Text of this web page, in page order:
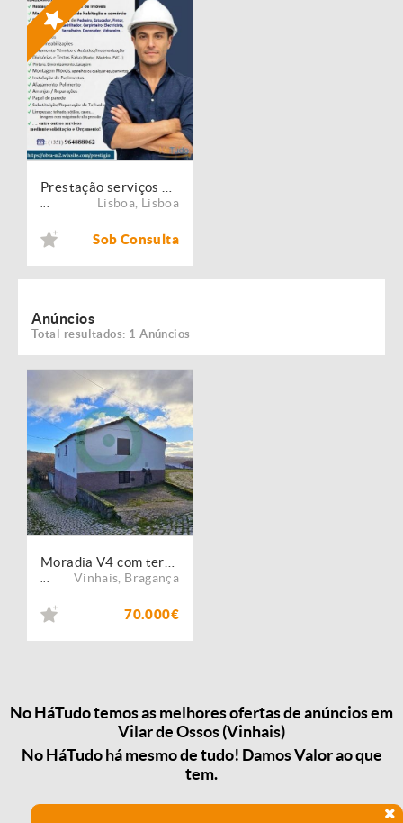
Lisboa Lisboa
Sob Consulta
Anúncios
Total resultados: 1 Anúncios
Vinhais Bragança
70.000€
No HáTudo temos as melhores ofertas de anúncios em
Vilar de Ossos (Vinhais)
No HáTudo há mesmo de tudo! Damos Valor ao que
tem.